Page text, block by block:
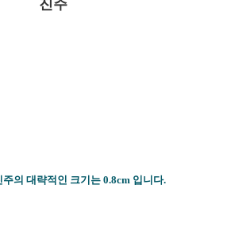
진주
의 대략적인 크기는 0.8cm 입니다.